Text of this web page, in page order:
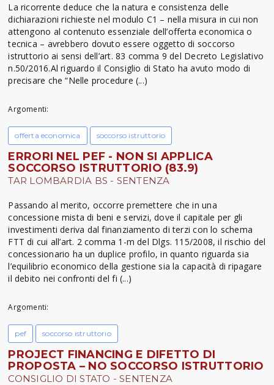
La ricorrente deduce che la natura e consistenza delle
dichiarazioni richieste nel modulo C1 – nella misura in cui non
attengono al contenuto essenziale dell’offerta economica o
tecnica – avrebbero dovuto essere oggetto di soccorso
istruttorio ai sensi dell’art. 83 comma 9 del Decreto Legislativo
n.50/2016.Al riguardo il Consiglio di Stato ha avuto modo di
precisare che “Nelle procedure (...)
Argomenti:
offerta economica soccorso istruttorio
ERRORI NEL PEF - NON SI APPLICA
SOCCORSO ISTRUTTORIO (83.9)
TAR LOMBARDIA BS - SENTENZA
Passando al merito, occorre premettere che in una
concessione mista di beni e servizi, dove il capitale per gli
investimenti deriva dal finanziamento di terzi con lo schema
FTT di cui all’art. 2 comma 1-m del Dlgs. 115/2008, il rischio del
concessionario ha un duplice profilo, in quanto riguarda sia
l’equilibrio economico della gestione sia la capacità di ripagare
il debito nei confronti del fi (...)
Argomenti:
pef soccorso istruttorio
PROJECT FINANCING E DIFETTO DI
PROPOSTA – NO SOCCORSO ISTRUTTORIO
CONSIGLIO DI STATO - SENTENZA